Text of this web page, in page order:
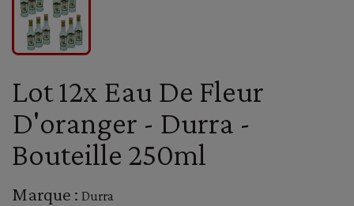
Lot 12x Eau De Fleur
D'oranger - Durra -
Bouteille 250ml
Marque : Durra